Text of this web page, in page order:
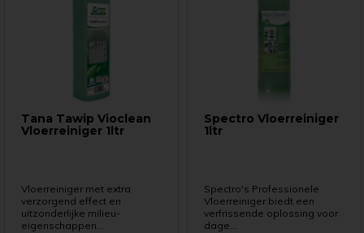
Tana Tawip Vioclean
Vloerreiniger 1ltr
Vloerreiniger met extra
verzorgend effect en
uitzonderlijke milieu-
eigenschappen...
Spectro Vloerreiniger
1ltr
Spectro's Professionele
Vloerreiniger biedt een
verfrissende oplossing voor
dage...